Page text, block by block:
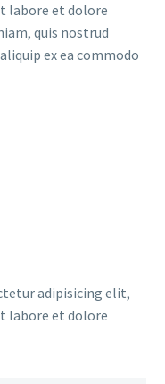
labore et dolore
quis nostrud
ex ea commodo
adipisicing elit,
labore et dolore